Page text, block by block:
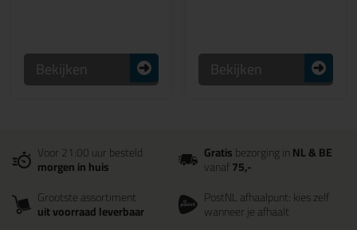
Bekijken Bekijken
Voor 21:00 uur besteld
morgen in huis
Gratisbezorging inNL & BE
vanaf75,-
Grootste assortiment
uit voorraad leverbaar
PostNL afhaalpunt: kies zelf
wanneer je afhaalt